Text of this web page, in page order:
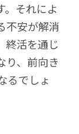
。それによ
不安が解消
終活を通じ
り、前向き
るでしょ